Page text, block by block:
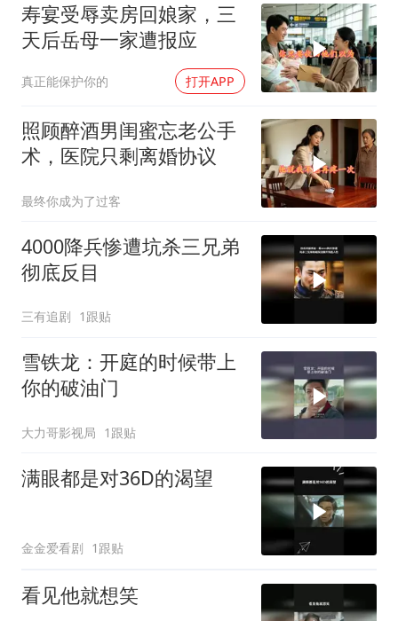
寿宴受辱卖房回娘家，三
天后岳母一家遭报应
真正能保护你的 打开APP
照顾醉酒男闺蜜忘老公手
术，医院只剩离婚协议
最终你成为了过客
4000降兵惨遭坑杀三兄弟
彻底反目
三有追剧 1跟贴
雪铁龙：开庭的时候带上
你的破油门
大力哥影视局 1跟贴
满眼都是对36D的渴望
金金爱看剧 1跟贴
看见他就想笑